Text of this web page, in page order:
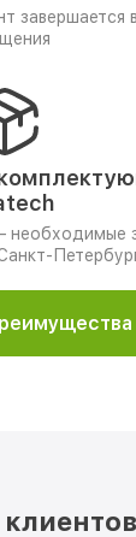
завершается
необходимые